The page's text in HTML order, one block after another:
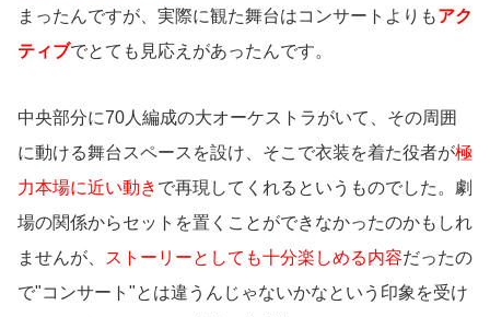
まったんですが、実際に観た舞台はコンサートよりもアク
ティブでとても見応えがあったんです。
中央部分に70人編成の大オーケストラがいて、その周囲
に動ける舞台スペースを設け、そこで衣装を着た役者が極
力本場に近い動き で再現してくれるというものでした。劇
場の関係からセットを置くことができなかったのかもしれ
ませんが、
ストーリーとしても十分楽しめる内容だったの
で"コンサート"とは違うんじゃないかなという印象を受け